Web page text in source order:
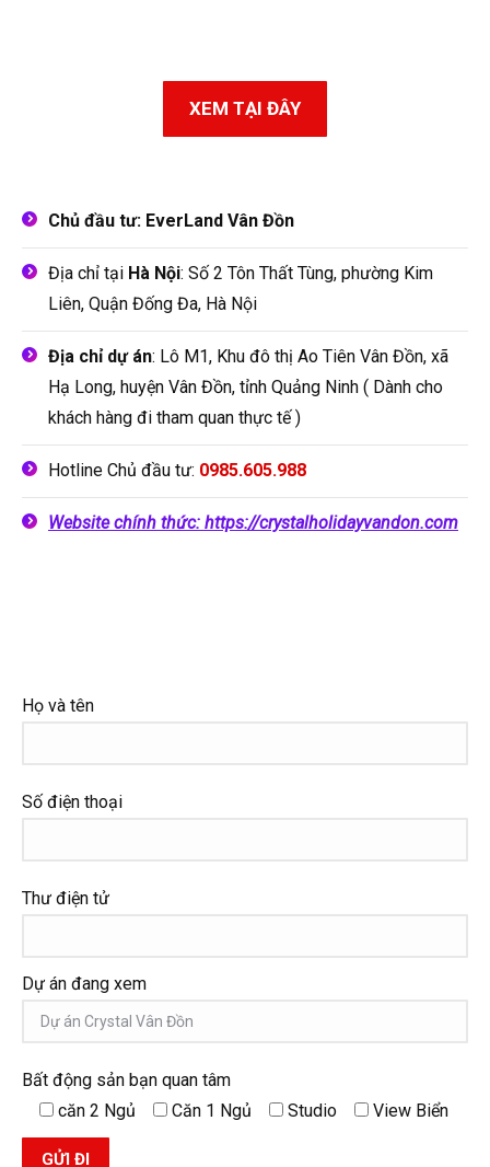
XEM TẠI ĐÂY
Chủ đầu tư: EverLand Vân Đồn
Địa chỉ tại Hà Nội: Số 2 Tôn Thất Tùng, phường Kim
Liên, Quận Đống Đa, Hà Nội
Địa chỉ dự án: Lô M1, Khu đô thị Ao Tiên Vân Đồn, xã
Hạ Long, huyện Vân Đồn, tỉnh Quảng Ninh ( Dành cho
khách hàng đi tham quan thực tế )
Hotline Chủ đầu tư: 0985.605.988
Website chính thức: https://crystalholidayvandon.com
Họ và tên
Số điện thoại
Thư điện tử
Dự án đang xem
Bất động sản bạn quan tâm
căn 2 Ngủ
Căn 1 Ngủ Studio View Biển